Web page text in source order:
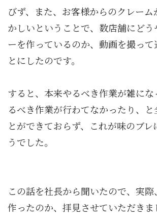
びず、また、お客様からのクレー
かしいということで、数店舗にど
ーを作っているのか、動画を撮って
とにしたのです。
すると、本来やるべき作業が雑に
るべき作業が行わてなかったり、
とができておらず、これが味のブレ
うでした。
この話を社長から聞いたので、実
作ったのか、拝見させていただきま